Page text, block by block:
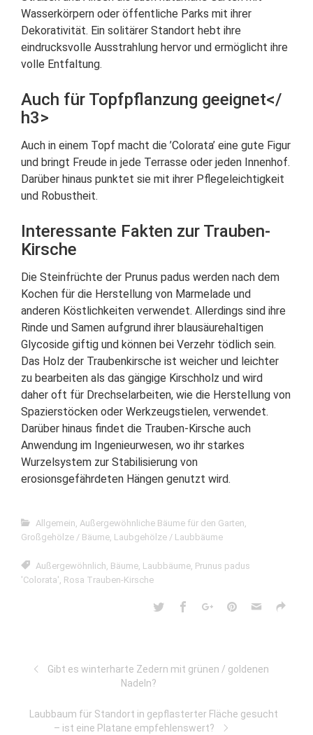
Wasserkörpern oder öffentliche Parks mit ihrer
Dekorativität. Ein solitärer Standort hebt ihre
eindrucksvolle Ausstrahlung hervor und ermöglicht ihre
volle Entfaltung.
Auch für Topfpflanzung geeignet</
h3>
Auch in einem Topf macht die ’Colorata’ eine gute Figur
und bringt Freude in jede Terrasse oder jeden Innenhof.
Darüber hinaus punktet sie mit ihrer Pflegeleichtigkeit
und Robustheit.
Interessante Fakten zur Trauben-
Kirsche
Die Steinfrüchte der Prunus padus werden nach dem
Kochen für die Herstellung von Marmelade und
anderen Köstlichkeiten verwendet. Allerdings sind ihre
Rinde und Samen aufgrund ihrer blausäurehaltigen
Glycoside giftig und können bei Verzehr tödlich sein.
Das Holz der Traubenkirsche ist weicher und leichter
zu bearbeiten als das gängige Kirschholz und wird
daher oft für Drechselarbeiten, wie die Herstellung von
Spazierstöcken oder Werkzeugstielen, verwendet.
Darüber hinaus findet die Trauben-Kirsche auch
Anwendung im Ingenieurwesen, wo ihr starkes
Wurzelsystem zur Stabilisierung von
erosionsgefährdeten Hängen genutzt wird.
Allgemein, Außergewöhnliche Bäume für den Garten,
Großgehölze / Bäume, Laubgehölze / Laubbäume
Außergewöhnlich, Bäume, Laubbäume, Prunus padus
'Colorata', Rosa Trauben-Kirsche
Gibt es winterharte Zedern mit grünen / goldenen
Nadeln?
Laubbaum für Standort in gepflasterter Fläche gesucht
– ist eine Platane empfehlenswert?